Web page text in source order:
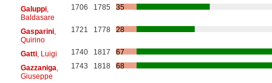
Galuppi,
Baldasare
1706 1785 35
Gasparini,
Quirino
1721 1778 28
Gatti, Luigi 1740 1817
67
Gazzaniga
Giuseppe
1743 1818 68